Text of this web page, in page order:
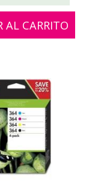
AL CARRITO